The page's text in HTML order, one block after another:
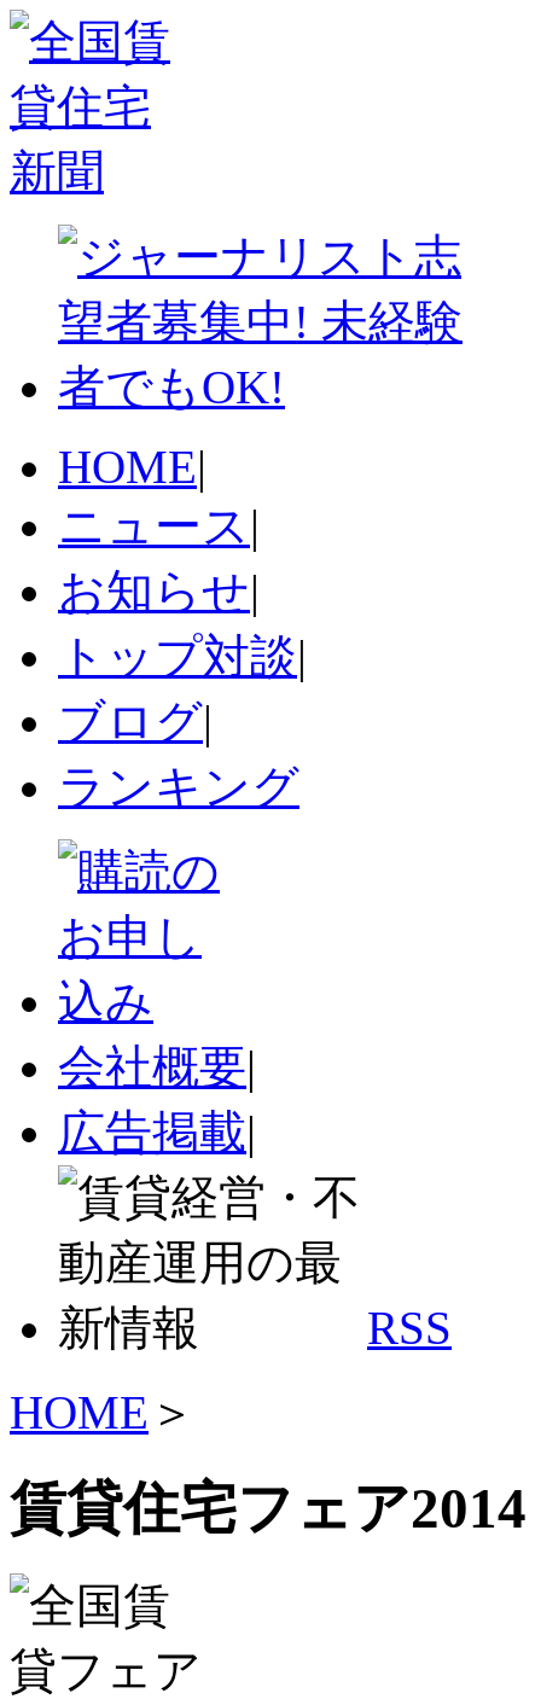
HOME|
ニュース |
お知らせ|
トップ対談|
ブログ|
ランキング
会社概要|
広告掲載|
RSS
HOME ＞
賃貸住宅フェア2014